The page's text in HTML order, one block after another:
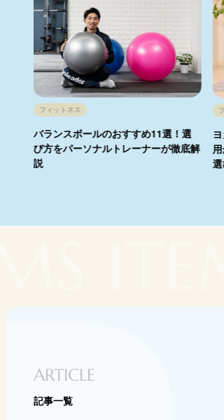
フィットネス
バランスボールのおすすめ11選！選
び方をパーソナルトレーナーが徹底解
説
ARTICLE
記事一覧